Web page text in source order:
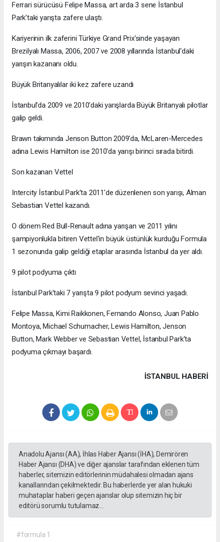
Ferrari sürücüsü Felipe Massa, art arda 3 sene İstanbul
Park'taki yarışta zafere ulaştı.
Kariyerinin ilk zaferini Türkiye Grand Prix'sinde yaşayan
Brezilyalı Massa, 2006, 2007 ve 2008 yıllarında İstanbul'daki
yarışın kazananı oldu.
Büyük Britanyalılar iki kez zafere uzandı
İstanbul'da 2009 ve 2010'daki yarışlarda Büyük Britanyalı pilotlar
galip geldi.
Brawn takımında Jenson Button 2009'da, McLaren-Mercedes
adına Lewis Hamilton ise 2010'da yarışı birinci sırada bitirdi.
Son kazanan Vettel
Intercity İstanbul Park'ta 2011'de düzenlenen son yarışı, Alman
Sebastian Vettel kazandı.
O dönem Red Bull-Renault adına yarışan ve 2011 yılını
şampiyonlukla bitiren Vettel'in büyük üstünlük kurduğu Formula
1 sezonunda galip geldiği etaplar arasında İstanbul da yer aldı.
9 pilot podyuma çıktı
İstanbul Park'taki 7 yarışta 9 pilot podyum sevinci yaşadı.
Felipe Massa, Kimi Raikkonen, Fernando Alonso, Juan Pablo
Montoya, Michael Schumacher, Lewis Hamilton, Jenson
Button, Mark Webber ve Sebastian Vettel, İstanbul Park'ta
podyuma çıkmayı başardı.
İSTANBUL HABERİ
Anadolu Ajansı (AA), İhlas Haber Ajansı (İHA), Demirören
Haber Ajansı (DHA) ve diğer ajanslar tarafından eklenen tüm
haberler, sitemizin editörlerinin müdahalesi olmadan ajans
kanallarından çekilmektedir. Bu haberlerde yer alan hukuki
muhataplar haberi geçen ajanslar olup sitemizin hiç bir
editörü sorumlu tutulamaz...
#formula 1